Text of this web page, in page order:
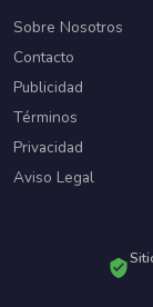
Sobre Nosotros
Contacto
Publicidad
Términos
Privacidad
Aviso Legal